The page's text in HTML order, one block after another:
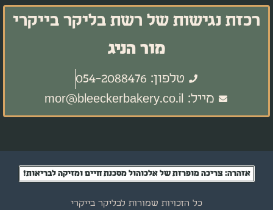
רכזת נגישות של רשת בליקר בייקרי
מור הניג
טלפון: 054-2088476
מייל: mor@bleeckerbakery.co.il
אזהרה: צריכה מופרזת של אלכוהול מסכנת חיים ומזיקה לבריאות!
כל הזכויות שמורות לבליקר בייקרי